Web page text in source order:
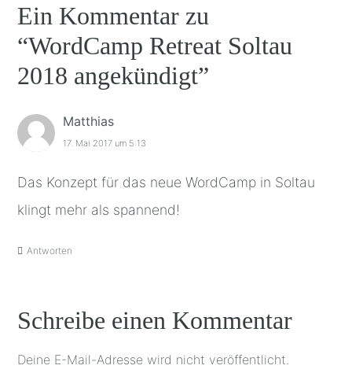
Ein Kommentar zu
“WordCamp Retreat Soltau
2018 angekündigt”
Matthias
17. Mai 2017 um 5:13
Das Konzept für das neue WordCamp in Soltau
klingt mehr als spannend!
Antworten
Schreibe einen Kommentar
Deine E-Mail-Adresse wird nicht veröffentlicht.